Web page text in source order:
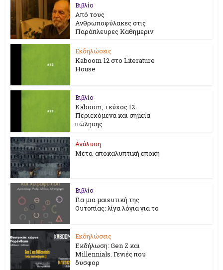
Βιβλίο
Από τους
Ανθρωποφύλακες στις
Παράπλευρες Καθημεριν
Εκδηλώσεις
Kaboom 12 στο Literature
House
Βιβλίο
Kaboom, τεύχος 12.
Περιεχόμενα και σημεία
πώλησης
Ανάλυση
Μετα-αποκαλυπτική εποχή
Βιβλίο
Για μια μαιευτική της
Ουτοπίας: λίγα λόγια για το
Εκδηλώσεις
Εκδήλωση: Gen Z και
Millennials. Γενιές που
δυσφορ